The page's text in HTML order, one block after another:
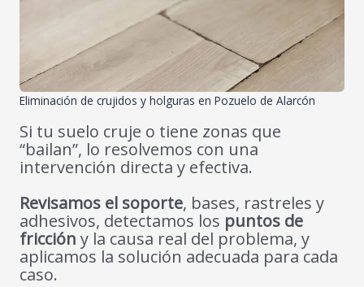
Eliminación de crujidos y holguras en Pozuelo de Alarcón
Si tu suelo cruje o tiene zonas que
“bailan”, lo resolvemos con una
intervención directa y efectiva.
Revisamos el soporte, bases, rastreles y
adhesivos, detectamos los puntos de
fricción y la causa real del problema, y
aplicamos la solución adecuada para cada
caso.